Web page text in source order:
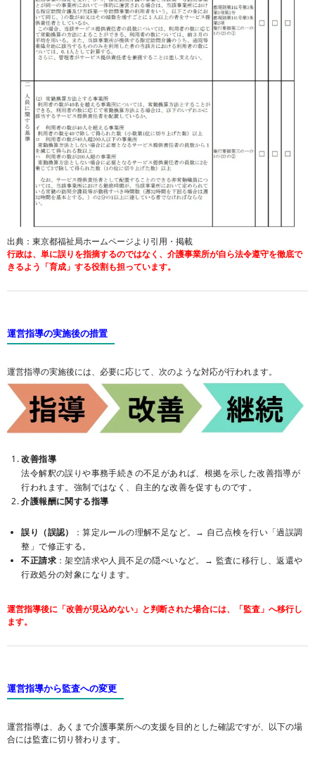
出典：東京都福祉局ホームページより引用・掲載
行政は、単に誤りを指摘するのではなく、介護事業所が自ら法令遵守を徹底で
きるよう「育成」する役割も担っています。
運営指導の実施後の措置
運営指導の実施後には、必要に応じて、次のような対応が行われます。
改善指導
法令解釈の誤りや事務手続きの不足があれば、根拠を示した改善指導が
行われます。強制ではなく、自主的な改善を促すものです。
介護報酬に関する指導
誤り（誤認）
：算定ルールの理解不足など。→ 自己点検を行い「過誤調
整」で修正する。
不正請求 ：架空請求や人員不足の隠ぺいなど。→ 監査に移行し、返還や
行政処分の対象になります。
運営指導後に「改善が見込めない」と判断された場合には、「監査」へ移行し
ます。
運営指導から監査への変更
運営指導は、あくまで介護事業所への支援を目的とした確認ですが、以下の場
合には監査に切り替わります。